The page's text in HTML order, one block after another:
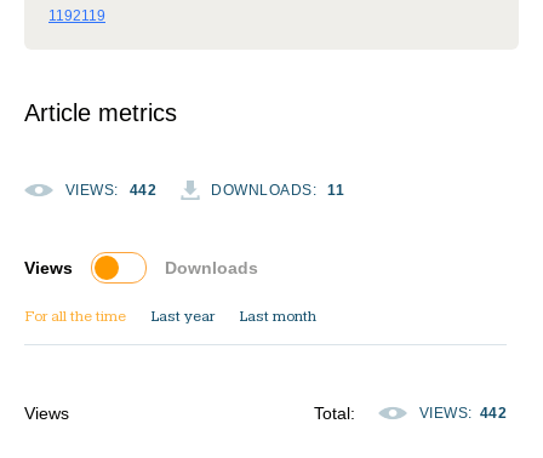
1192119
Article metrics
VIEWS: 442 DOWNLOADS: 11
For all the time Last year Last month
Views Downloads
Views Total: VIEWS: 442